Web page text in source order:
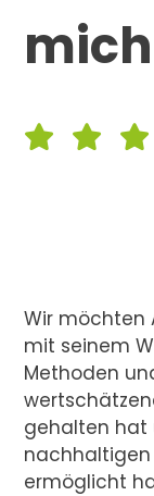
mich
Wir möchten
mit seinem
Methoden
gehalten hat
nachhaltigen
ermöglicht